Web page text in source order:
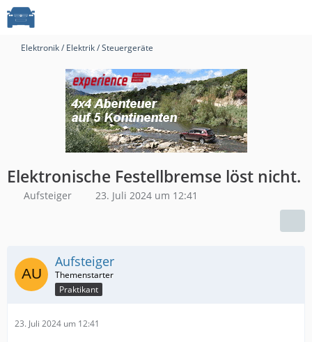
Elektronik / Elektrik / Steuergeräte
Elektronische Festellbremse löst nicht.
Aufsteiger 23. Juli 2024 um 12:41
Aufsteiger
Praktikant
23. Juli 2024 um 12:41